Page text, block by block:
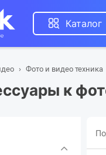
Каталог
Фото и видео техника
к